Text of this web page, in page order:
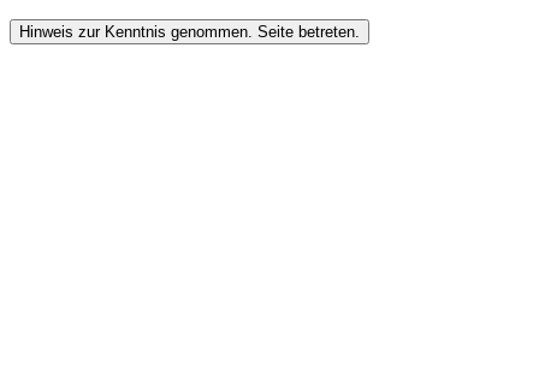
Hinweis zur Kenntnis genommen. Seite betreten.